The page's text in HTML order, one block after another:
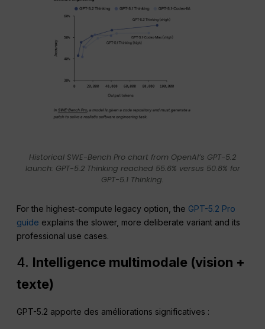
Historical SWE-Bench Pro chart from OpenAI’s GPT-5.2
launch: GPT-5.2 Thinking reached 55.6% versus 50.8% for
GPT-5.1 Thinking.
For the highest-compute legacy option, the GPT-5.2 Pro
guide explains the slower, more deliberate variant and its
professional use cases.
4. Intelligence multimodale (vision +
texte)
GPT-5.2 apporte des améliorations significatives :